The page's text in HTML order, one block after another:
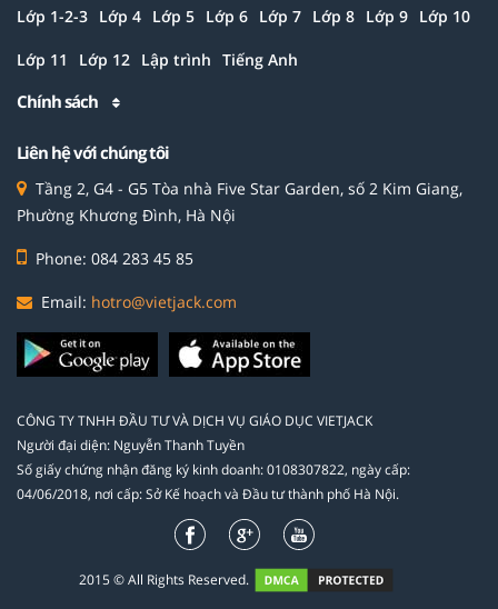
Lớp 1-2-3 Lớp 4 Lớp 5 Lớp 6 Lớp 7 Lớp 8 Lớp 9 Lớp 10
Lớp 11 Lớp 12 Lập trình Tiếng Anh
Chính sách
Liên hệ với chúng tôi
Tầng 2, G4 - G5 Tòa nhà Five Star Garden, số 2 Kim Giang,
Phường Khương Đình, Hà Nội
Phone: 084 283 45 85
Email: hotro@vietjack.com
CÔNG TY TNHH ĐẦU TƯ VÀ DỊCH VỤ GIÁO DỤC VIETJACK
Người đại diện: Nguyễn Thanh Tuyền
Số giấy chứng nhận đăng ký kinh doanh: 0108307822, ngày cấp:
04/06/2018, nơi cấp: Sở Kế hoạch và Đầu tư thành phố Hà Nội.
2015 © All Rights Reserved.